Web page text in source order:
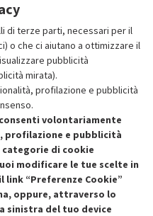
prodotto nuovo.
Recedere dal contratto qui
di terze parti, necessari per il
o che ci aiutano a ottimizzare il
pubblicità
mirata).
profilazione e pubblicità
volontariamente
profilazione e pubblicità
di cookie
modificare le tue scelte in
“Preferenze Cookie”
oppure, attraverso lo
sinistra del tuo device